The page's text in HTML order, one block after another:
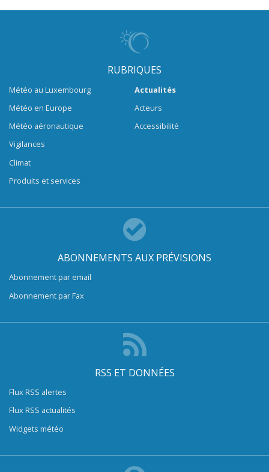
RUBRIQUES
Météo au Luxembourg
Météo en Europe
Météo aéronautique
Vigilances
Climat
Produits et services
Actualités
Acteurs
Accessibilité
ABONNEMENTS AUX PRÉVISIONS
Abonnement par email
Abonnement par Fax
RSS ET DONNÉES
Flux RSS alertes
Flux RSS actualités
Widgets météo